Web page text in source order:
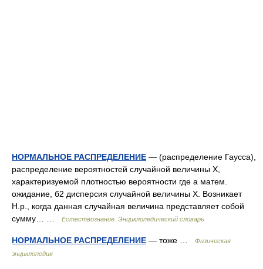
НОРМАЛЬНОЕ РАСПРЕДЕЛЕНИЕ — (распределение Гаусса),
распределение вероятностей случайной величины X,
характеризуемой плотностью вероятности где а матем.
ожидание, б2 дисперсия случайной величины X. Возникает
Н.р., когда данная случайная величина представляет собой
сумму… …
Естествознание. Энциклопедический словарь
НОРМАЛЬНОЕ РАСПРЕДЕЛЕНИЕ — тоже …
Физическая
энциклопедия